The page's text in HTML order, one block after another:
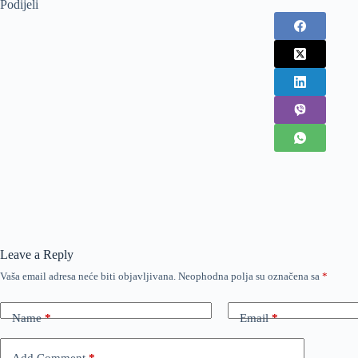
Podijeli
Leave a Reply
Vaša email adresa neće biti objavljivana. Neophodna polja su označena sa *
Name* Email*